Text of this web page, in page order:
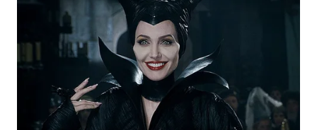
DEPOK
WN
TAPANULI